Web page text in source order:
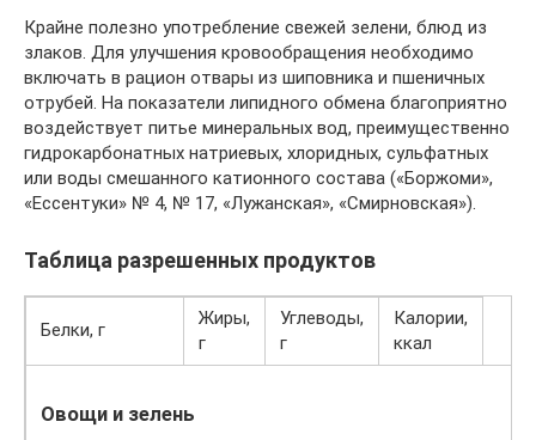
Крайне полезно употребление свежей зелени, блюд из
злаков. Для улучшения кровообращения необходимо
включать в рацион отвары из шиповника и пшеничных
отрубей. На показатели липидного обмена благоприятно
воздействует питье минеральных вод, преимущественно
гидрокарбонатных натриевых, хлоридных, сульфатных
или воды смешанного катионного состава («Боржоми»,
«Ессентуки» № 4, № 17, «Лужанская», «Смирновская»).
Таблица разрешенных продуктов
Белки, г
Жиры,
г
Углеводы,
г
Калории,
ккал
Овощи и зелень